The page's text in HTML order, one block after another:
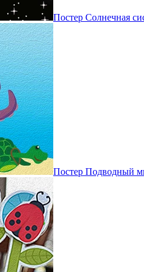
Постер Солнечная
Постер Подводный